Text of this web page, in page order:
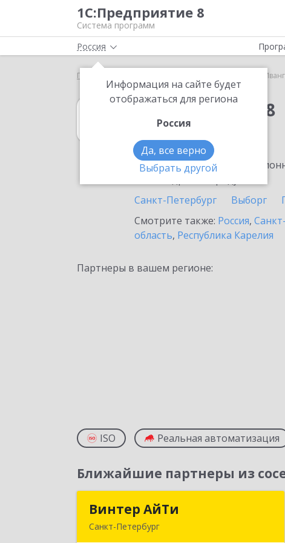
1С:Предприятие 8
Система программ
Россия
Информация на сайте будет
отображаться для региона
Россия
Да, все верно
Выбрать другой
Главная
1С:Упрощенка 8
в Ивангороде
Ознакомьтесь с
Санкт-Петербург
Выборг
Смотрите также: Россия,
область, Республика Карелия
Партнеры в вашем регионе:
ISO Реальная автоматизация
Ближайшие партнеры из
Винтер АйТи
Санкт-Петербург